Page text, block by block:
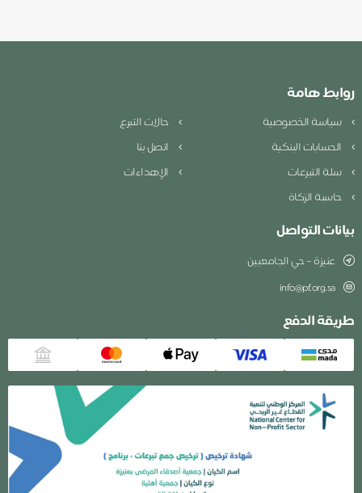
روابط هامة
سياسة الخصوصية
حالات التبرع
الحسابات البنكية
اتصل بنا
سلة التبرعات
الإهداءات
حاسبة الزكاة
بيانات التواصل
عنيزة – حي الجامعيين
info@pf.org.sa
طريقة الدفع